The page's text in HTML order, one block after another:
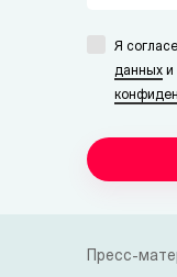
Я
данных и
Пресс-